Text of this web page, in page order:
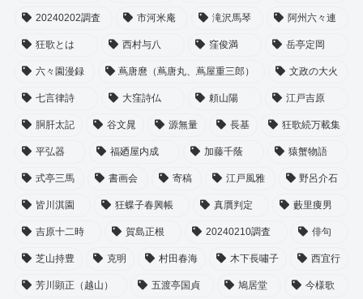
20240202調査 市河米庵 滝沢馬琴 阿州六々連
狂歌とは 西村与八 窪俊満 岳亭定岡
六々園漫録 蔦唐麿（蔦唐丸、蔦屋重三郎） 文政の大火
七言律詩 大窪詩仏 頼山陽 江戸吉原
胴肝太記 谷文晁 源無量 長基 狂歌続万載集
平弘器 福廼屋内成 加藤千蔭 猿蟹物語
式亭三馬 書画会 寄稿 江戸風雅 野呂介石
皆川淇園 狂蝶子春興帳 真贋判定 藪里痩男
吉原十二時 賀島正根 20240210調査 俳句
芝山持豊 克明 村田春海 木下長嘯子 西宜行
芳川顕正（越山） 五渡亭国貞 鳩居堂 今様歌